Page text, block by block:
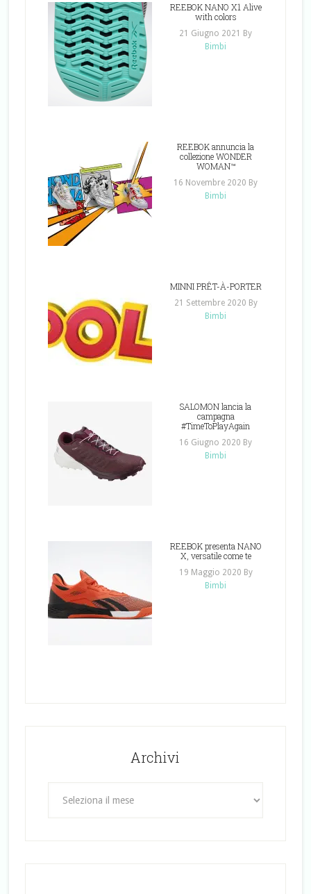
REEBOK NANO X1 Alive
with colors
21 Giugno 2021
By
Bimbi
REEBOK annuncia la
collezione WONDER
WOMAN™
16 Novembre 2020 By
Bimbi
MINNI PRÊT-À-PORTER
21 Settembre 2020 By
Bimbi
SALOMON lancia la
campagna
#TimeToPlayAgain
16 Giugno 2020 By
Bimbi
REEBOK presenta NANO
X, versatile come te
19 Maggio 2020 By
Bimbi
Archivi